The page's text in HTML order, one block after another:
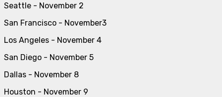
Seattle - November 2
San Francisco - November3
Los Angeles - November 4
San Diego - November 5
Dallas - November 8
Houston - November 9